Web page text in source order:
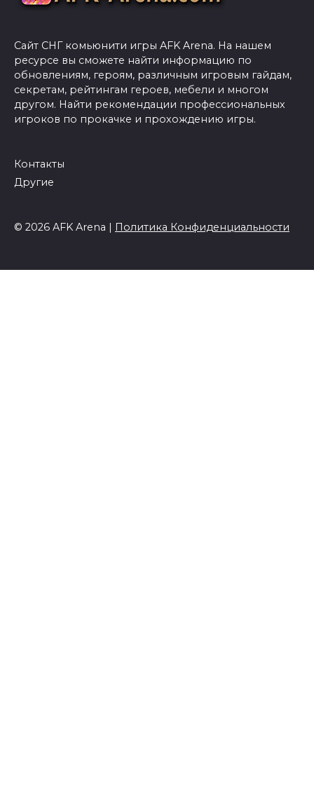
Сайт СНГ комьюнити игры AFK Arena. На нашем
ресурсе вы сможете найти информацию по
обновлениям, героям, различным игровым гайдам,
секретам, рейтингам героев, мебели и многом
другом. Найти рекомендации профессиональных
игроков по прокачке и прохождению игры.
Контакты
Другие
© 2026 AFK Arena | Политика Конфиденциальности